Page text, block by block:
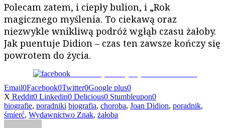
Polecam zatem, i ciepły bulion, i „Rok
magicznego myślenia. To ciekawą oraz
niezwykle wnikliwą podróż wgłąb czasu żałoby.
Jak puentuje Didion – czas ten zawsze kończy się
powrotem do życia.
Podziel się ze znajomymi na Facebooku
Email0Facebook0Twitter0Google plus0
X Reddit0 Linkedin0 Delicious0 Stumbleupon0
biografie, poradniki biografia, choroba, Joan Didion, poradnik,
śmierć, Wydawnictwo Znak, żałoba